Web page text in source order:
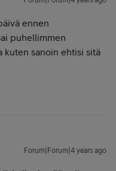
ennen
puhellimmen
kuten sanoin ehtisi sitä
Forum|Forum|4 years ago